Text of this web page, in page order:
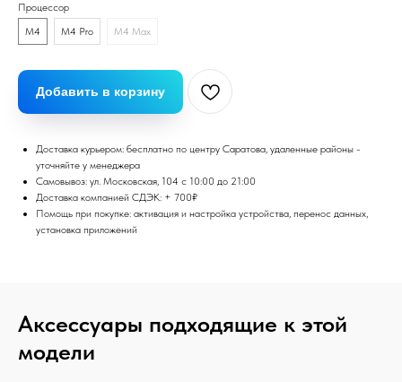
Процессор
M4
M4 Pro M4 Max
Добавить в корзину
Доставка курьером: бесплатно по центру Саратова, удаленные районы -
уточняйте у менеджера
Самовывоз: ул. Московская, 104 с 10:00 до 21:00
Доставка компанией СДЭК: + 700₽
Помощь при покупке: активация и настройка устройства, перенос данных,
установка приложений
Аксессуары подходящие к этой
модели